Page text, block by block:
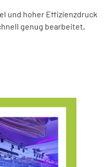
und hoher Effizienzdruck
genug bearbeitet,